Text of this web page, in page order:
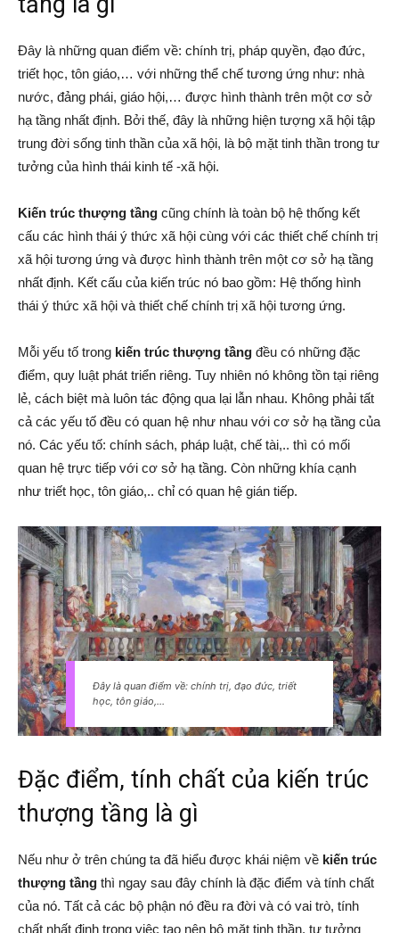
Đây là những quan điểm về: chính trị, pháp quyền, đạo đức,
triết học, tôn giáo,… với những thể chế tương ứng như: nhà
nước, đảng phái, giáo hội,… được hình thành trên một cơ sở
hạ tầng nhất định. Bởi thế, đây là những hiện tượng xã hội tập
trung đời sống tinh thần của xã hội, là bộ mặt tinh thần trong tư
tưởng của hình thái kinh tế -xã hội.
Kiến trúc thượng tầng cũng chính là toàn bộ hệ thống kết
cấu các hình thái ý thức xã hội cùng với các thiết chế chính trị
xã hội tương ứng và được hình thành trên một cơ sở hạ tầng
nhất định. Kết cấu của kiến trúc nó bao gồm: Hệ thống hình
thái ý thức xã hội và thiết chế chính trị xã hội tương ứng.
Mỗi yếu tố trong kiến ​​trúc thượng tầng đều có những đặc
điểm, quy luật phát triển riêng. Tuy nhiên nó không tồn tại riêng
lẻ, cách biệt mà luôn tác động qua lại lẫn nhau. Không phải tất
cả các yếu tố đều có quan hệ như nhau với cơ sở hạ tầng của
nó. Các yếu tố: chính sách, pháp luật, chế tài,.. thì có mối
quan hệ trực tiếp với cơ sở hạ tầng. Còn những khía cạnh
như triết học, tôn giáo,.. chỉ có quan hệ gián tiếp.
Đây là quan điểm về: chính trị, đạo đức, triết
học, tôn giáo,…
Đặc điểm, tính chất của kiến trúc
thượng tầng là gì
Nếu như ở trên chúng ta đã hiểu được khái niệm về kiến trúc
thượng tầng thì ngay sau đây chính là đặc điểm và tính chất
của nó. Tất cả các bộ phận nó đều ra đời và có vai trò, tính
chất nhất định trong việc tạo nên bộ mặt tinh thần, tư tưởng